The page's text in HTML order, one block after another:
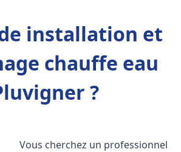
installation et
chauffe eau
?
Vous cherchez un professionnel